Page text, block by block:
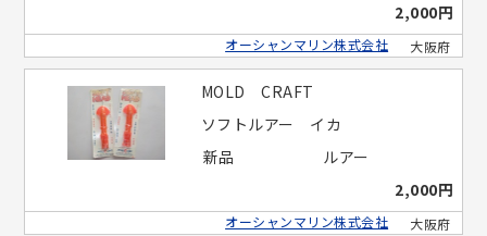
2,000円
大阪府
オーシャンマリン株式会社
MOLD CRAFT
ソフトルアー イカ
新品
ルアー
2,000円
大阪府
オーシャンマリン株式会社